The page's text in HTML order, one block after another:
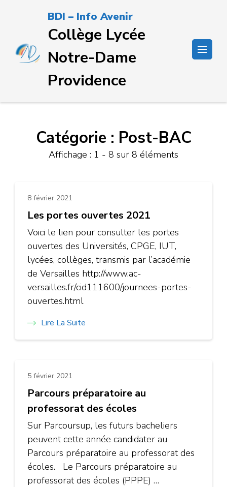
(Pressez
Entrée)
BDI – Info Avenir
Collège Lycée
Notre-Dame
Providence
Catégorie : Post-BAC
Affichage : 1 - 8 sur 8 éléments
8 février 2021
Les portes ouvertes 2021
Voici le lien pour consulter les portes
ouvertes des Universités, CPGE, IUT,
lycées, collèges, transmis par l’académie
de Versailles http://www.ac-
versailles.fr/cid111600/journees-portes-
ouvertes.html
Lire La Suite
5 février 2021
Parcours préparatoire au
professorat des écoles
Sur Parcoursup, les futurs bacheliers
peuvent cette année candidater au
Parcours préparatoire au professorat des
écoles. Le Parcours préparatoire au
professorat des écoles (PPPE) …